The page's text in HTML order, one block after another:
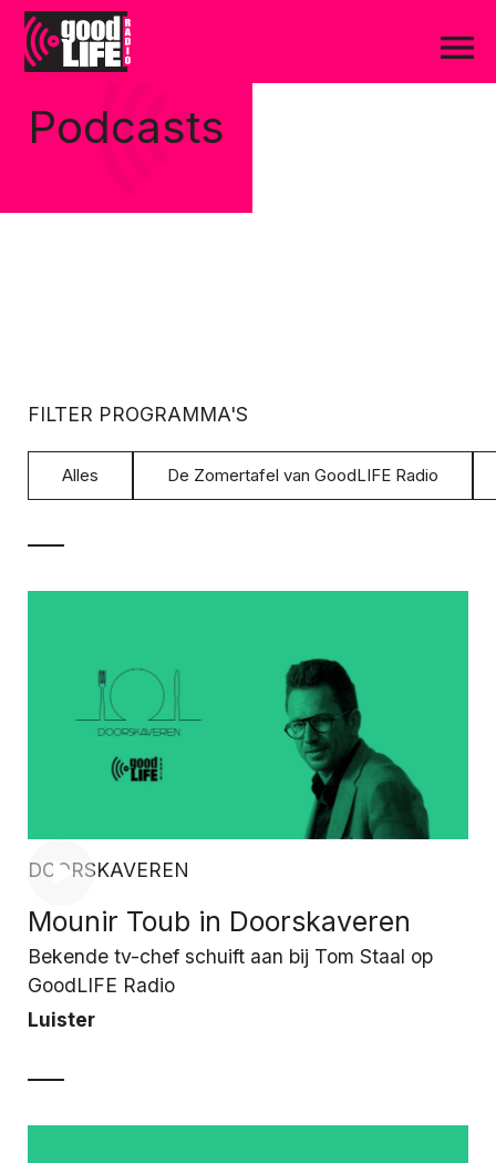
Podcasts
FILTER PROGRAMMA'S
Alles De Zomertafel van GoodLIFE Radio
DOORSKAVEREN
Mounir Toub in Doorskaveren
Bekende tv-chef schuift aan bij Tom Staal op
GoodLIFE Radio
Luister